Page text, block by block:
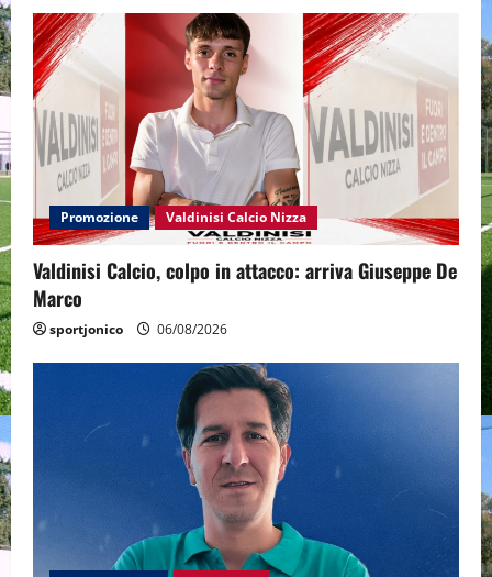
Promozione Valdinisi Calcio Nizza
Valdinisi Calcio, colpo in attacco: arriva Giuseppe De
Marco
sportjonico 06/08/2026